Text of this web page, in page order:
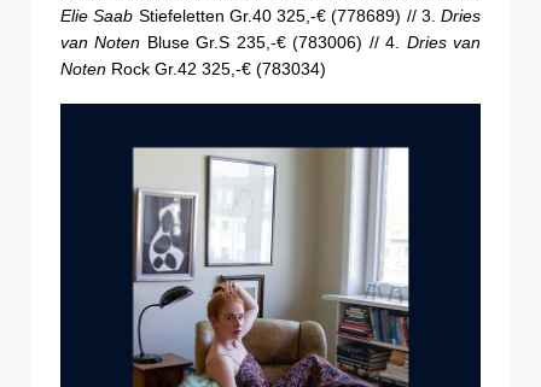
Elie Saab Stiefeletten Gr.40 325,-€ (778689) // 3. Dries
van Noten Bluse Gr.S 235,-€ (783006) // 4. Dries van
Noten Rock Gr.42 325,-€ (783034)